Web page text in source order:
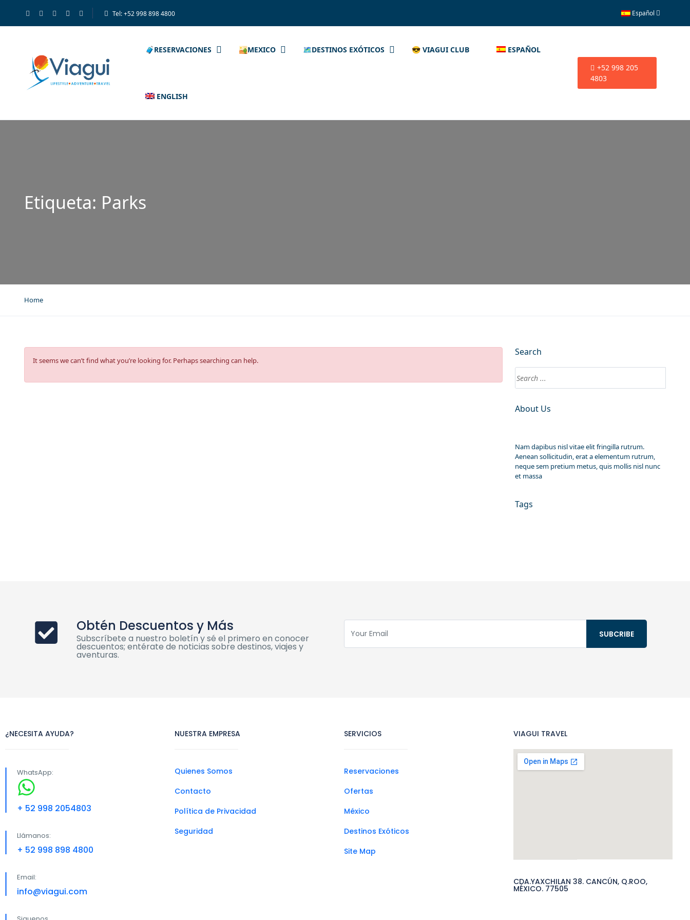
Tel: +52 998 898 4800 Español
🧳RESERVACIONES 🏜️MEXICO 🗺️DESTINOS EXÓTICOS 😎 VIAGUI CLUB ESPAÑOL
ENGLISH
+52 998 205
4803
Etiqueta: Parks
Home
It seems we can’t find what you’re looking for. Perhaps searching can help.
Search
About Us
Nam dapibus nisl vitae elit fringilla rutrum.
Aenean sollicitudin, erat a elementum rutrum,
neque sem pretium metus, quis mollis nisl nunc
et massa
Tags
Obtén Descuentos y Más
Subscríbete a nuestro boletín y sé el primero en conocer
descuentos; entérate de noticias sobre destinos, viajes y
aventuras.
¿NECESITA AYUDA?
WhatsApp:
+ 52 998 2054803
Llámanos:
+ 52 998 898 4800
Email:
info@viagui.com
NUESTRA EMPRESA
Quienes Somos
Contacto
Política de Privacidad
Seguridad
SERVICIOS
Reservaciones
Ofertas
México
Destinos Exóticos
Site Map
VIAGUI TRAVEL
CDA.YAXCHILAN 38. CANCÚN, Q.ROO,
MÉXICO. 77505